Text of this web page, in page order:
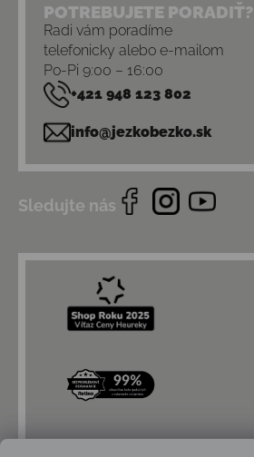
POTREBUJETE PORADIŤ?
Radi vám poradíme
telefonicky alebo e-mailom
Po-Pi 9:00 – 16:00
+421 948 123 802
info@jezkobezko.sk
Sledujte nás